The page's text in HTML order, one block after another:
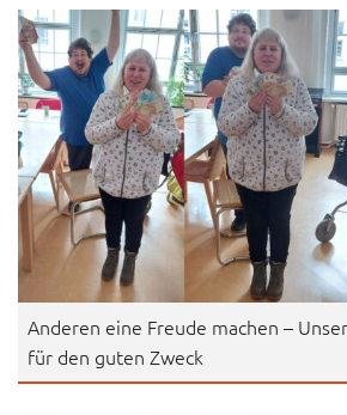
Anderen eine Freude machen –
für den guten Zweck